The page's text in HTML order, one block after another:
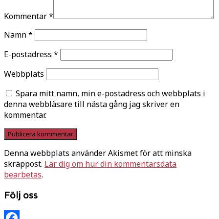
Kommentar*
Namn*
E-postadress *
Webbplats
Spara mitt namn, min e-postadress och webbplats i
denna webbläsare till nästa gång jag skriver en
kommentar.
Denna webbplats använder Akismet för att minska
skräppost. Lär dig om hur din kommentarsdata
bearbetas.
Följ oss